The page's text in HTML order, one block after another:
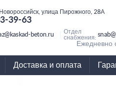
улица Пирожного, 28А
39-63
beton.ru
Отдел
снабжения:
Ежедневно
Доставка и оплата